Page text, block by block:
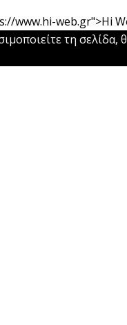
www.hi-web.gr">Hi
τη σελίδα,